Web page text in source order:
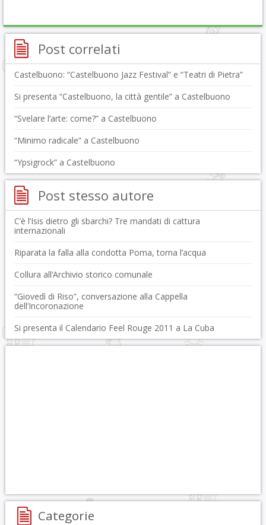
Post correlati
Castelbuono: “Castelbuono Jazz Festival” e “Teatri di Pietra”
Si presenta “Castelbuono, la città gentile” a Castelbuono
“Svelare l’arte: come?” a Castelbuono
“Minimo radicale” a Castelbuono
“Ypsigrock” a Castelbuono
Post stesso autore
C’è l’Isis dietro gli sbarchi? Tre mandati di cattura
internazionali
Riparata la falla alla condotta Poma, torna l’acqua
Collura all’Archivio storico comunale
“Giovedì di Riso”, conversazione alla Cappella
dell’Incoronazione
Si presenta il Calendario Feel Rouge 2011 a La Cuba
Categorie